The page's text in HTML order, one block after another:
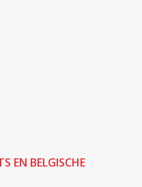
EN BELGISCHE